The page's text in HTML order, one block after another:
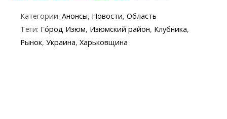
e
b
itt
er
e
gr
er at
s
k
y t ai
Категории: Анонсы, Новости, Область
Теги: Го́род Изюм, Изюмский район, Клубника,
Рынок, Украина, Харьковщина